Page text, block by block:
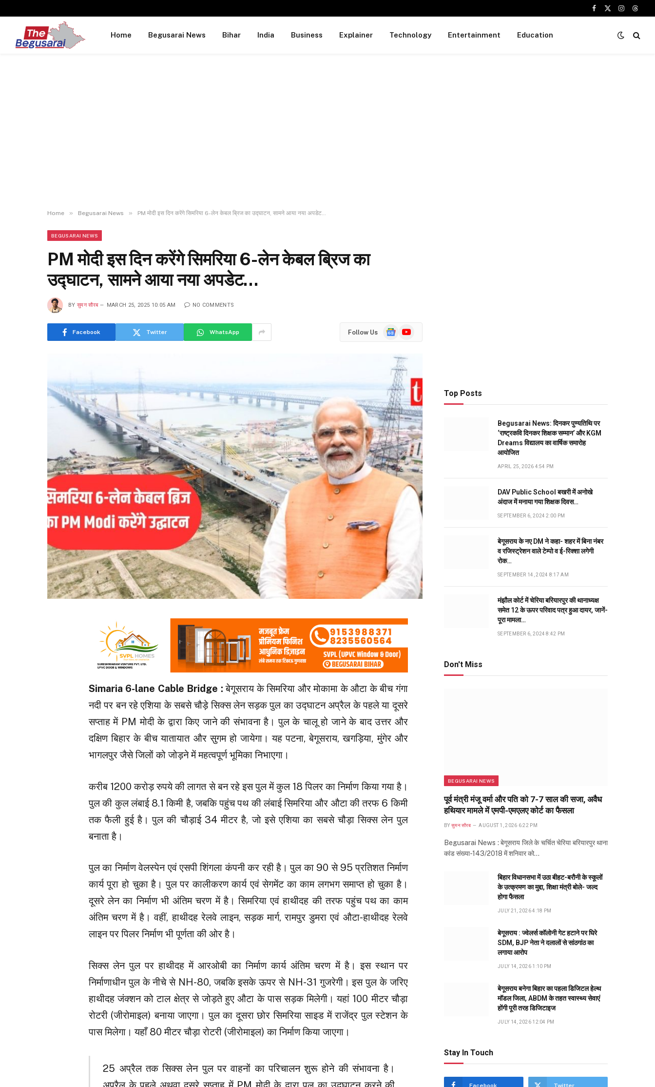
Facebook
X
Instagram
Home Begusarai News Bihar India Business Explainer Technology Entertainment Education
Home » Begusarai News » PM मोदी इस दिन करेंगे सिमरिया 6-लेन केबल ब्रिज का उद्घाटन, सामने आया नया अपडेट…
BEGUSARAI NEWS
PM मोदी इस दिन करेंगे सिमरिया 6-लेन केबल ब्रिज का
उद्घाटन, सामने आया नया अपडेट…
BY सुमन सौरब MARCH 25, 2025 10:05 AM NO COMMENTS
Facebook Twitter WhatsApp Follow Us
GoogleYouTube
Simaria 6-lane Cable Bridge :बेगूसराय के सिमरिया और मोकामा के औटा के बीच गंगा
नदी पर बन रहे एशिया के सबसे चौड़े सिक्स लेन सड़क पुल का उद्घाटन अप्रैल के पहले या दूसरे
सप्ताह में PM मोदी के द्वारा किए जाने की संभावना है। पुल के चालू हो जाने के बाद उत्तर और
दक्षिण बिहार के बीच यातायात और सुगम हो जायेगा। यह पटना, बेगूसराय, खगड़िया, मुंगेर और
भागलपुर जैसे जिलों को जोड़ने में महत्वपूर्ण भूमिका निभाएगा।
करीब 1200 करोड़ रुपये की लागत से बन रहे इस पुल में कुल 18 पिलर का निर्माण किया गया है।
पुल की कुल लंबाई 8.1 किमी है, जबकि पहुंच पथ की लंबाई सिमरिया और औटा की तरफ 6 किमी
तक फैली हुई है। पुल की चौड़ाई 34 मीटर है, जो इसे एशिया का सबसे चौड़ा सिक्स लेन पुल
बनाता है।
पुल का निर्माण वेलस्पेन एवं एसपी शिंगला कंपनी कर रही है। पुल का 90 से 95 प्रतिशत निर्माण
कार्य पूरा हो चुका है। पुल पर कालीकरण कार्य एवं सेगमेंट का काम लगभग समाप्त हो चुका है।
दूसरे लेन का निर्माण भी अंतिम चरण में है। सिमरिया एवं हाथीदह की तरफ पहुंच पथ का काम
अंतिम चरण में है। वहीं, हाथीदह रेलवे लाइन, सड़क मार्ग, रामपुर डुमरा एवं औटा-हाथीदह रेलवे
लाइन पर पिलर निर्माण भी पूर्णता की ओर है।
सिक्स लेन पुल पर हाथीदह में आरओबी का निर्माण कार्य अंतिम चरण में है। इस स्थान पर
निर्माणाधीन पुल के नीचे से NH-80, जबकि इसके ऊपर से NH-31 गुजरेगी। इस पुल के जरिए
हाथीदह जंक्शन को टाल क्षेत्र से जोड़ते हुए औटा के पास सड़क मिलेगी। यहां 100 मीटर चौड़ा
रोटरी (जीरोमाइल) बनाया जाएगा। पुल का दूसरा छोर सिमरिया साइड में राजेंद्र पुल स्टेशन के
पास मिलेगा। यहाँ 80 मीटर चौड़ा रोटरी (जीरोमाइल) का निर्माण किया जाएगा।
25 अप्रैल तक सिक्स लेन पुल पर वाहनों का परिचालन शुरू होने की संभावना है।
Top Posts
Begusarai News: दिनकर पुण्यतिथि पर
‘राष्ट्रकवि दिनकर शिक्षक सम्मान’ और KGM
Dreams विद्यालय का वार्षिक समारोह
आयोजित
APRIL 25, 2026 4:54 PM
DAV Public School बखरी में अनोखे
अंदाज में मनाया गया शिक्षक दिवस…
SEPTEMBER 6, 2024 2:00 PM
बेगूसराय के नए DM ने कहा- शहर में बिना नंबर
व रजिस्ट्रेशन वाले टेम्पो व ई-रिक्शा लगेगी
रोक…
SEPTEMBER 14, 2024 8:17 AM
मंझौल कोर्ट में चेरिया बरियारपुर की थानाध्यक्ष
समेत 12 के ऊपर परिवाद पत्र हुआ दायर, जानें-
पूरा मामला…
SEPTEMBER 6, 2024 8:42 PM
Don't Miss
BEGUSARAI NEWS
पूर्व मंत्री मंजू वर्मा और पति को 7-7 साल की सजा, अवैध
हथियार मामले में एमपी-एमएलए कोर्ट का फैसला
BY सुमन सौरब AUGUST 1, 2026 6:22 PM
Begusarai News : बेगूसराय जिले के चर्चित चेरिया बरियारपुर थाना
कांड संख्या-143/2018 में शनिवार को…
बिहार विधानसभा में उठा बीहट-बरौनी के स्कूलों
के उत्क्रमण का मुद्दा, शिक्षा मंत्री बोले- जल्द
होगा फैसला
JULY 21, 2026 4:18 PM
बेगूसराय : ज्वेलर्स कॉलोनी गेट हटाने पर घिरे
SDM, BJP नेता ने दलालों से सांठगांठ का
लगाया आरोप
JULY 14, 2026 1:10 PM
बेगूसराय बनेगा बिहार का पहला डिजिटल हेल्थ
मॉडल जिला, ABDM के तहत स्वास्थ्य सेवाएं
होंगी पूरी तरह डिजिटाइज
JULY 14, 2026 12:04 PM
Stay In Touch
Facebook Twitter